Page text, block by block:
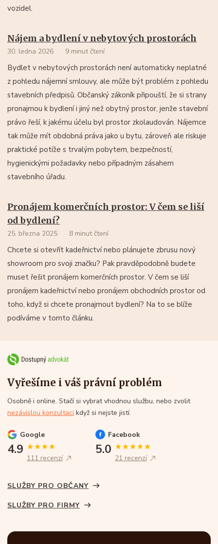
vozidel.
Nájem a bydlení v nebytových prostorách
30. ledna 2026 9 minut čtení
Bydlet v nebytových prostorách není automaticky neplatné
z pohledu nájemní smlouvy, ale může být problém z pohledu
stavebních předpisů. Občanský zákoník připouští, že si strany
pronajmou k bydlení i jiný než obytný prostor, jenže stavební
právo řeší, k jakému účelu byl prostor zkolaudován. Nájemce
tak může mít obdobná práva jako u bytu, zároveň ale riskuje
praktické potíže s trvalým pobytem, bezpečností,
hygienickými požadavky nebo případným zásahem
stavebního úřadu.
Pronájem komerčních prostor: V čem se liší
od bydlení?
25. března 2025 8 minut čtení
Chcete si otevřít kadeřnictví nebo plánujete zbrusu nový
showroom pro svoji značku? Pak pravděpodobně budete
muset řešit pronájem komerčních prostor. V čem se liší
pronájem kadeřnictví nebo pronájem obchodních prostor od
toho, když si chcete pronajmout bydlení? Na to se blíže
podíváme v tomto článku.
Vyřešíme i váš právní problém
Osobně i online. Stačí si vybrat vhodnou službu, nebo zvolit
nezávislou konzultaci když si nejste jistí.
Google
4.9
111 recenzí
Facebook
5.0
21 recenzí
SLUŽBY PRO OBČANY
SLUŽBY PRO FIRMY